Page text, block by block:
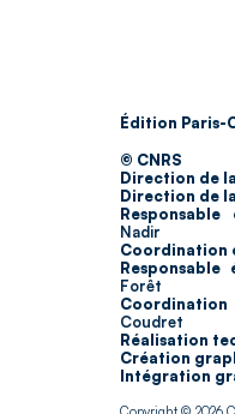
Édition Paris-
© CNRS
Direction de
Direction de
Nadir
Coordination
Forêt
Coudret
Réalisation
Création
Intégration